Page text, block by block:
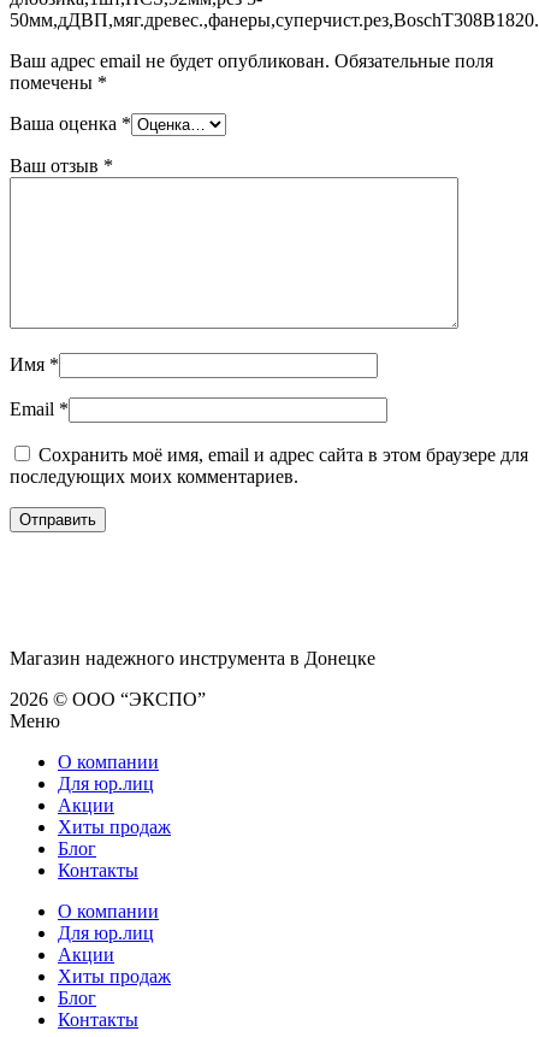
Ваш адрес email не будет опубликован. Обязательные поля
помечены *
Ваша оценка *
Ваш отзыв *
Имя *
Email *
Сохранить моё имя, email и адрес сайта в этом браузере для
последующих моих комментариев.
Магазин надежного инструмента в Донецке
2026 © ООО “ЭКСПО”
Меню
О компании
Для юр.лиц
Акции
Хиты продаж
Блог
Контакты
О компании
Для юр.лиц
Акции
Хиты продаж
Блог
Контакты